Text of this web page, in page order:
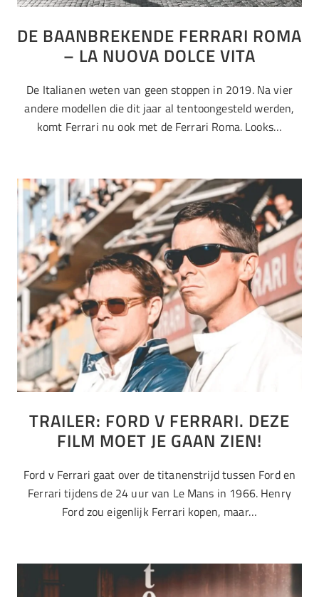
DE BAANBREKENDE FERRARI ROMA
– LA NUOVA DOLCE VITA
De Italianen weten van geen stoppen in 2019. Na vier
andere modellen die dit jaar al tentoongesteld werden,
komt Ferrari nu ook met de Ferrari Roma. Looks…
TRAILER: FORD V FERRARI. DEZE
FILM MOET JE GAAN ZIEN!
Ford v Ferrari gaat over de titanenstrijd tussen Ford en
Ferrari tijdens de 24 uur van Le Mans in 1966. Henry
Ford zou eigenlijk Ferrari kopen, maar…